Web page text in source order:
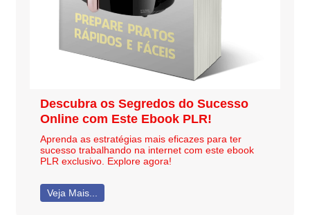
Descubra os Segredos do Sucesso
Online com Este Ebook PLR!
Aprenda as estratégias mais eficazes para ter
sucesso trabalhando na internet com este ebook
PLR exclusivo. Explore agora!
Veja Mais...